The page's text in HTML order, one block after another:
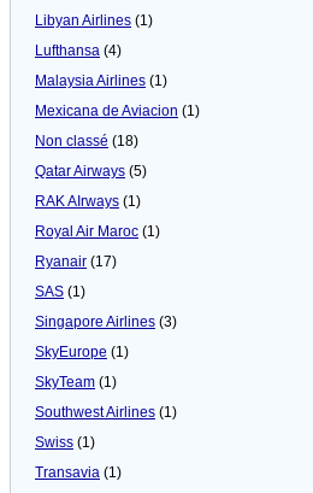
Libyan Airlines (1)
Lufthansa (4)
Malaysia Airlines (1)
Mexicana de Aviacion (1)
Non classé (18)
Qatar Airways (5)
RAK AIrways (1)
Royal Air Maroc (1)
Ryanair (17)
SAS (1)
Singapore Airlines (3)
SkyEurope (1)
SkyTeam (1)
Southwest Airlines (1)
Swiss (1)
Transavia (1)